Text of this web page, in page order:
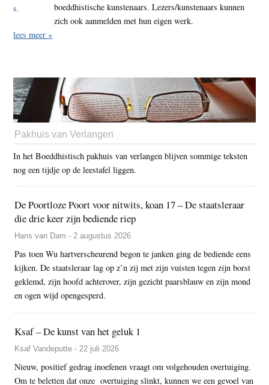
boeddhistische kunstenaars. Lezers/kunstenaars kunnen
zich ook aanmelden met hun eigen werk.
lees meer »
Pakhuis van Verlangen
In het Boeddhistisch pakhuis van verlangen blijven sommige teksten
nog een tijdje op de leestafel liggen.
De Poortloze Poort voor nitwits, koan 17 – De staatsleraar
die drie keer zijn bediende riep
Hans van Dam - 2 augustus 2026
Pas toen Wu hartverscheurend begon te janken ging de bediende eens
kijken. De staatsleraar lag op z’n zij met zijn vuisten tegen zijn borst
geklemd, zijn hoofd achterover, zijn gezicht paarsblauw en zijn mond
en ogen wijd opengesperd.
Ksaf – De kunst van het geluk 1
Ksaf Vandeputte - 22 juli 2026
Nieuw, positief gedrag inoefenen vraagt om volgehouden overtuiging.
Om te beletten dat onze overtuiging slinkt, kunnen we een gevoel van